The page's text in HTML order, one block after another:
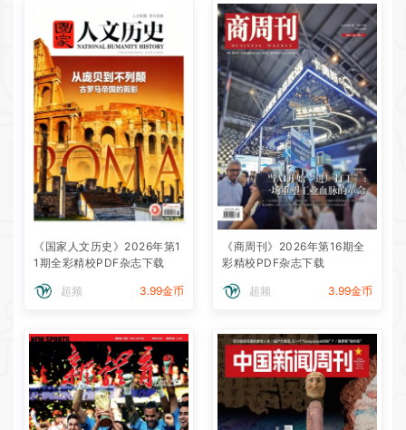
《国家人文历史》2026年第1
1期全彩精校PDF杂志下载
超频 3.99金币
《商周刊》2026年第16期全
彩精校PDF杂志下载
超频 3.99金币